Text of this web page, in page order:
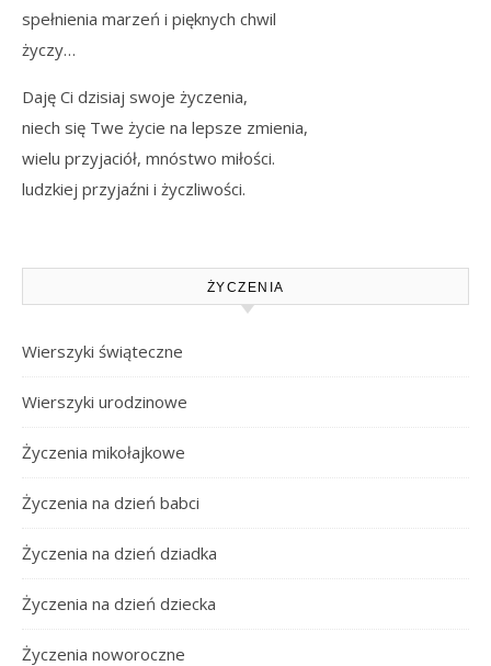
spełnienia marzeń i pięknych chwil
życzy…
Daję Ci dzisiaj swoje życzenia,
niech się Twe życie na lepsze zmienia,
wielu przyjaciół, mnóstwo miłości.
ludzkiej przyjaźni i życzliwości.
ŻYCZENIA
Wierszyki świąteczne
Wierszyki urodzinowe
Życzenia mikołajkowe
Życzenia na dzień babci
Życzenia na dzień dziadka
Życzenia na dzień dziecka
Życzenia noworoczne